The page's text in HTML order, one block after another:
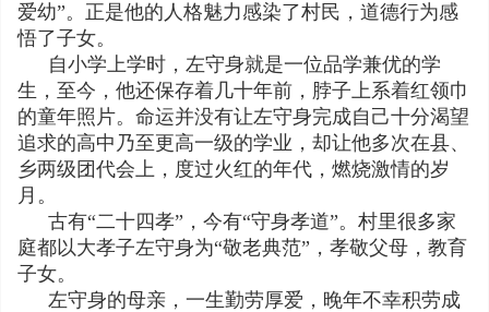
爱幼”。正是他的人格魅力感染了村民，道德行为感
悟了子女。
自小学上学时，左守身就是一位品学兼优的学
生，至今，他还保存着几十年前，脖子上系着红领巾
的童年照片。命运并没有让左守身完成自己十分渴望
追求的高中乃至更高一级的学业，却让他多次在县、
乡两级团代会上，度过火红的年代，燃烧激情的岁
月。
古有“二十四孝”，今有“守身孝道”。村里很多家
庭都以大孝子左守身为“敬老典范”，孝敬父母，教育
子女。
左守身的母亲，一生勤劳厚爱，晚年不幸积劳成